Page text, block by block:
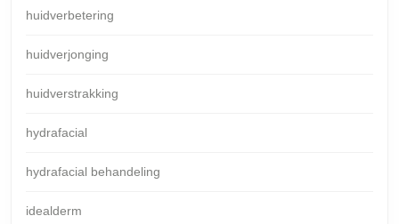
huidverbetering
huidverjonging
huidverstrakking
hydrafacial
hydrafacial behandeling
idealderm